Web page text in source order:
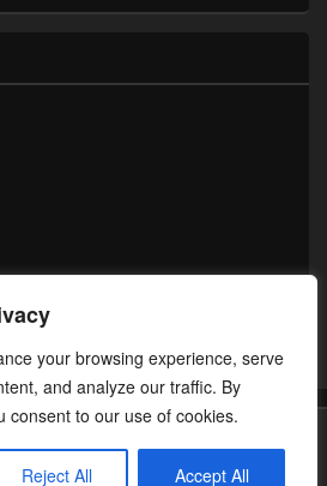
your browsing experience, serve
and analyze our traffic. By
consent to our use of cookies.
Reject All Accept All
. Todos los Derechos Reservados.